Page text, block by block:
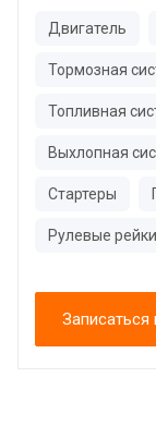
Двигатель
Тормозная
Топливная
Выхлопная
Стартеры
Рулевые рейки
Записаться